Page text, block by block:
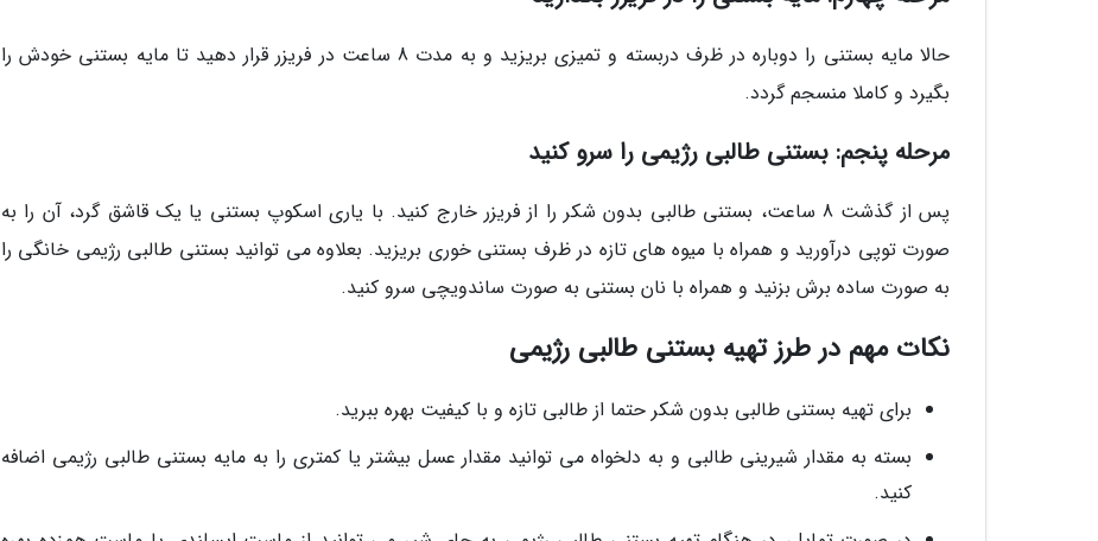
حالا مایه بستنی را دوباره در ظرف دربسته و تمیزی بریزید و به مدت 8 ساعت در فریزر قرار دهید تا مایه بستنی خودش را
بگیرد و کاملا منسجم گردد.
مرحله پنجم: بستنی طالبی رژیمی را سرو کنید
پس از گذشت 8 ساعت، بستنی طالبی بدون شکر را از فریزر خارج کنید. با یاری اسکوپ بستنی یا یک قاشق گرد، آن را به
صورت توپی درآورید و همراه با میوه های تازه در ظرف بستنی خوری بریزید. بعلاوه می توانید بستنی طالبی رژیمی خانگی را
به صورت ساده برش بزنید و همراه با نان بستنی به صورت ساندویچی سرو کنید.
نکات مهم در طرز تهیه بستنی طالبی رژیمی
برای تهیه بستنی طالبی بدون شکر حتما از طالبی تازه و با کیفیت بهره ببرید.
بسته به مقدار شیرینی طالبی و به دلخواه می توانید مقدار عسل بیشتر یا کمتری را به مایه بستنی طالبی رژیمی اضافه
کنید.